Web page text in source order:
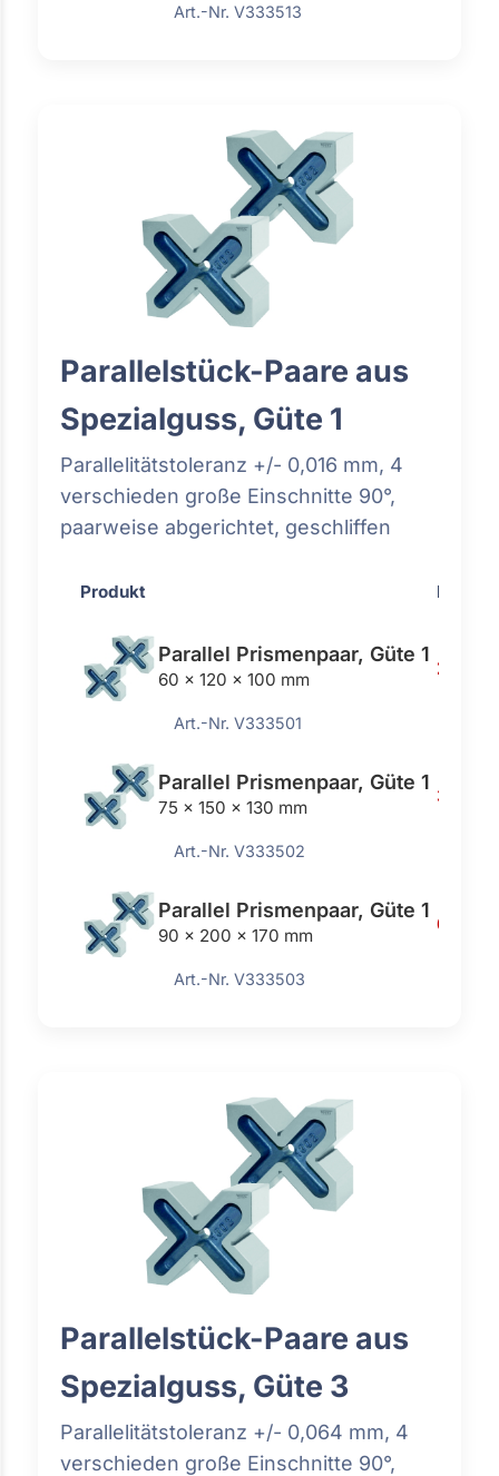
Art.-Nr. V333513
Parallelstück-Paare aus
Spezialguss, Güte 1
Parallelitätstoleranz +/- 0,016 mm, 4
verschieden große Einschnitte 90°,
paarweise abgerichtet, geschliffen
Produkt Preis
Parallel Prismenpaar, Güte 1
60 x 120 x 100 mm
Art.-Nr. V333501
Parallel Prismenpaar, Güte 1
75 x 150 x 130 mm
Art.-Nr. V333502
Parallel Prismenpaar, Güte 1
90 x 200 x 170 mm
Art.-Nr. V333503
Parallelstück-Paare aus
Spezialguss, Güte 3
Parallelitätstoleranz +/- 0,064 mm, 4
verschieden große Einschnitte 90°,